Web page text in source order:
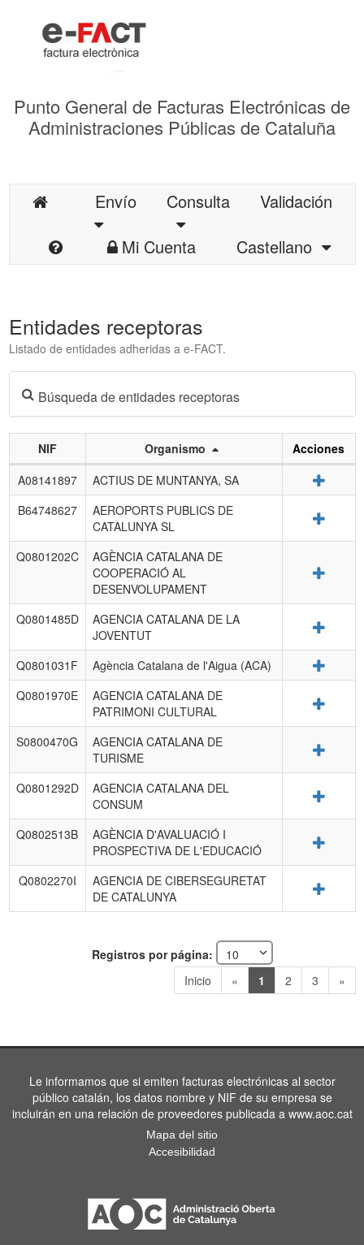
Punto General de Facturas Electrónicas de
Administraciones Públicas de Cataluña
Envío Consulta
Validación
Mi Cuenta
Castellano
Entidades receptoras
Listado de entidades adheridas a e-FACT.
Búsqueda de entidades receptoras
Listado
de
entidades
NIF Organismo
Acciones
A08141897
ACTIUS DE MUNTANYA, SA
B64748627
AEROPORTS PUBLICS DE
CATALUNYA SL
Q0801202C
AGÈNCIA CATALANA DE
COOPERACIÓ AL
DESENVOLUPAMENT
Q0801485D
AGENCIA CATALANA DE LA
JOVENTUT
Q0801031F Agència Catalana de l'Aigua (ACA)
Q0801970E
AGENCIA CATALANA DE
PATRIMONI CULTURAL
S0800470G
AGENCIA CATALANA DE
TURISME
Q0801292D
AGENCIA CATALANA DEL
CONSUM
Q0802513B
AGÈNCIA D'AVALUACIÓ I
PROSPECTIVA DE L'EDUCACIÓ
Q0802270I
AGENCIA DE CIBERSEGURETAT
DE CATALUNYA
Registros por página:
Inicio
« 1 2 3 »
Le informamos que si emiten facturas electrónicas al sector
público catalán, los datos nombre y NIF de su empresa se
incluirán en una relación de proveedores publicada a www.aoc.cat
Mapa del sitio
Accesibilidad